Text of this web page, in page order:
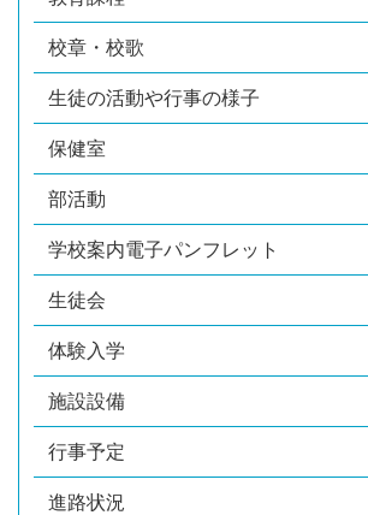
校章・校歌
生徒の活動や行事の様子
保健室
部活動
学校案内電子パンフレット
生徒会
体験入学
施設設備
行事予定
進路状況